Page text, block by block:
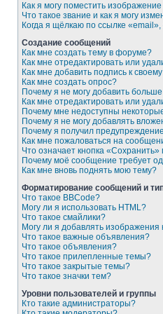
Как я могу поместить
Что такое звание и как я могу
Когда я щёлкаю по ссылке
Создание сообщений
Как мне создать тему в форуме?
Как мне отредактировать или
Как мне добавить подпись к
Как мне создать опрос?
Почему я не могу добавить
Как мне отредактировать или
Почему мне недоступны
Почему я не могу добавлять
Почему я получил
Как мне пожаловаться на
Что означает кнопка
Почему моё сообщение требует
Как мне вновь поднять мою тему?
Форматирование сообщений и
Что такое BBCode?
Могу ли я использовать HTML?
Что такое смайлики?
Могу ли я добавлять
Что такое важные объявления?
Что такое объявления?
Что такое прилепленные темы?
Что такое закрытые темы?
Что такое значки тем?
Уровни пользователей и группы
Кто такие администраторы?